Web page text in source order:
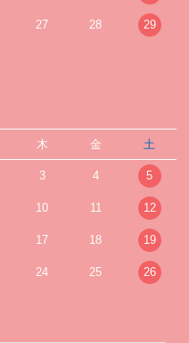
27 28 29
木 金 土
3 4 5
10 11 12
17 18 19
24 25 26